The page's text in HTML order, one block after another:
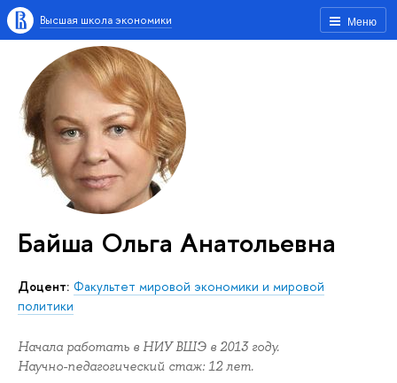
Меню
Высшая школа экономики
Байша Ольга Анатольевна
Доцент: Факультет мировой экономики и мировой
политики
Начала работать в НИУ ВШЭ в 2013 году.
Научно-педагогический стаж: 12 лет.